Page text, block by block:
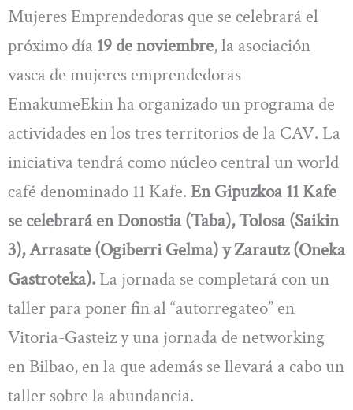
Mujeres Emprendedoras que se celebrará el
próximo día 19 de noviembre, la asociación
vasca de mujeres emprendedoras
EmakumeEkin ha organizado un programa de
actividades en los tres territorios de la CAV. La
iniciativa tendrá como núcleo central un world
café denominado 11 Kafe. En Gipuzkoa 11 Kafe
se celebrará en Donostia (Taba), Tolosa (Saikin
3), Arrasate (Ogiberri Gelma) y Zarautz (Oneka
Gastroteka). La jornada se completará con un
taller para poner fin al “autorregateo” en
Vitoria-Gasteiz y una jornada de networking
en Bilbao, en la que además se llevará a cabo un
taller sobre la abundancia.